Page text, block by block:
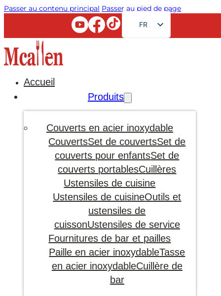
Passer au contenu principal Passer au pied de page
FR
EN
PT
KO
Accueil
Produits
Couverts en acier inoxydable
CouvertsSet de couvertsSet de
couverts pour enfantsSet de
couverts portablesCuillères
Ustensiles de cuisine
Ustensiles de cuisineOutils et
ustensiles de
cuissonUstensiles de service
Fournitures de bar et pailles
Paille en acier inoxydableTasse
en acier inoxydableCuillère de
bar